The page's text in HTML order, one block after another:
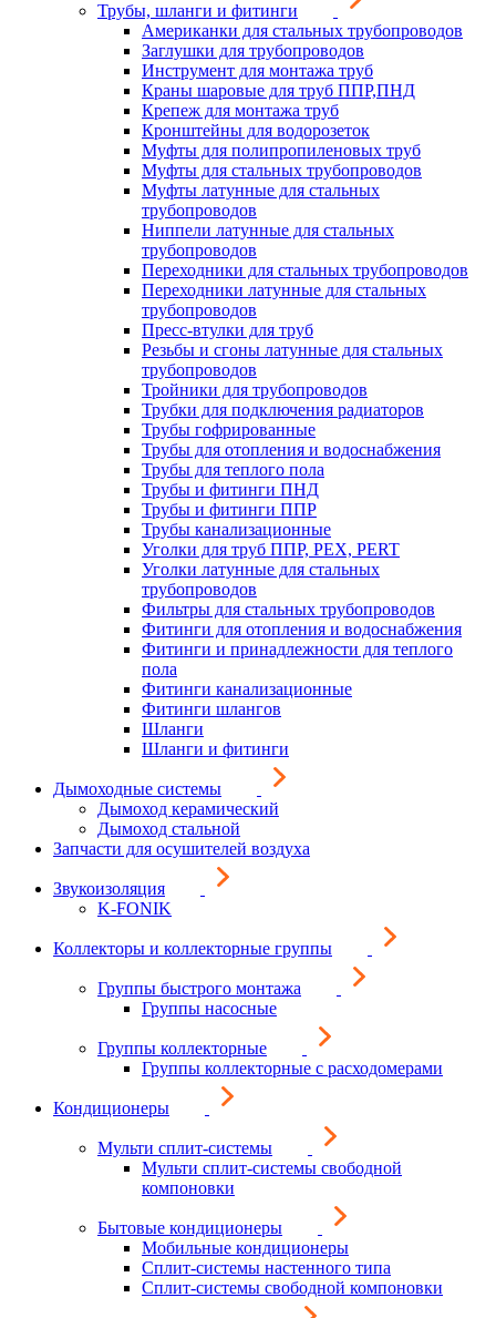
Трубы, шланги и фитинги
Американки для стальных трубопроводов
Заглушки для трубопроводов
Инструмент для монтажа труб
Краны шаровые для труб ППР,ПНД
Крепеж для монтажа труб
Кронштейны для водорозеток
Муфты для полипропиленовых труб
Муфты для стальных трубопроводов
Муфты латунные для стальных
трубопроводов
Ниппели латунные для стальных
трубопроводов
Переходники для стальных трубопроводов
Переходники латунные для стальных
трубопроводов
Пресс-втулки для труб
Резьбы и сгоны латунные для стальных
трубопроводов
Тройники для трубопроводов
Трубки для подключения радиаторов
Трубы гофрированные
Трубы для отопления и водоснабжения
Трубы для теплого пола
Трубы и фитинги ПНД
Трубы и фитинги ППР
Трубы канализационные
Уголки для труб ППР, PEX, PERT
Уголки латунные для стальных
трубопроводов
Фильтры для стальных трубопроводов
Фитинги для отопления и водоснабжения
Фитинги и принадлежности для теплого
пола
Фитинги канализационные
Фитинги шлангов
Шланги
Шланги и фитинги
Дымоходные системы
Дымоход керамический
Дымоход стальной
Запчасти для осушителей воздуха
Звукоизоляция
K-FONIK
Коллекторы и коллекторные группы
Группы быстрого монтажа
Группы насосные
Группы коллекторные
Группы коллекторные с расходомерами
Кондиционеры
Мульти сплит-системы
Мульти сплит-системы свободной
компоновки
Бытовые кондиционеры
Мобильные кондиционеры
Сплит-системы настенного типа
Сплит-системы свободной компоновки